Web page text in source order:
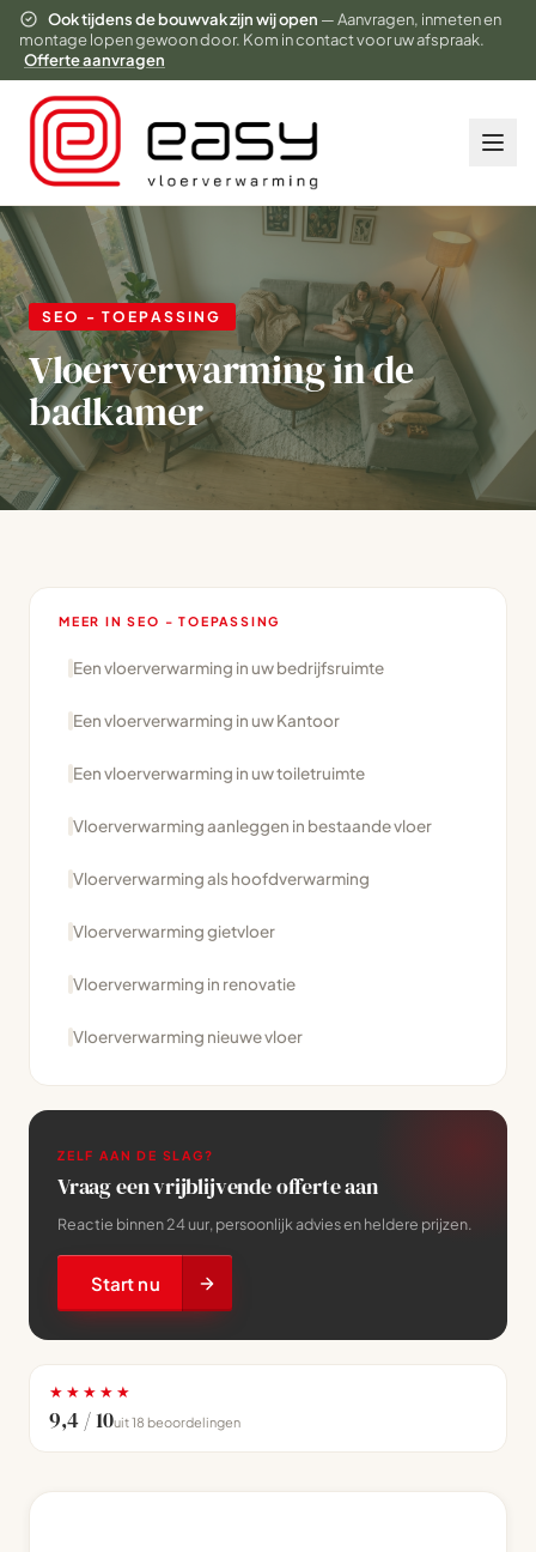
Ook tijdens de bouwvak zijn wij open — Aanvragen, inmeten en
montage lopen gewoon door. Kom in contact voor uw afspraak.
Offerte aanvragen
SEO - TOEPASSING
Vloerverwarming in de
badkamer
MEER IN SEO - TOEPASSING
Een vloerverwarming in uw bedrijfsruimte
Een vloerverwarming in uw Kantoor
Een vloerverwarming in uw toiletruimte
Vloerverwarming aanleggen in bestaande vloer
Vloerverwarming als hoofdverwarming
Vloerverwarming gietvloer
Vloerverwarming in renovatie
Vloerverwarming nieuwe vloer
ZELF AAN DE SLAG?
Vraag een vrijblijvende offerte aan
Reactie binnen 24 uur, persoonlijk advies en heldere prijzen.
Start nu
★★★★★
9,4 / 10uit 18 beoordelingen